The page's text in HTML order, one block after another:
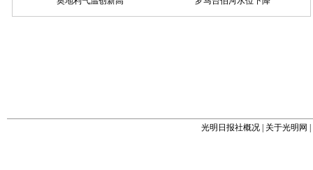
光明日报社概况 关于光明网